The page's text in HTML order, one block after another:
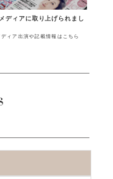
ディアに取り上げられまし
ディア出演や記載情報はこちら